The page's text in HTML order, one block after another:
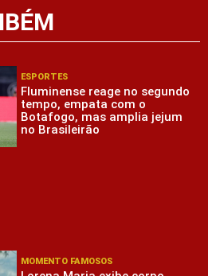
ESPORTES
Fluminense reage no segundo
tempo, empata com o
Botafogo, mas amplia jejum
no Brasileirão
MOMENTO FAMOSOS